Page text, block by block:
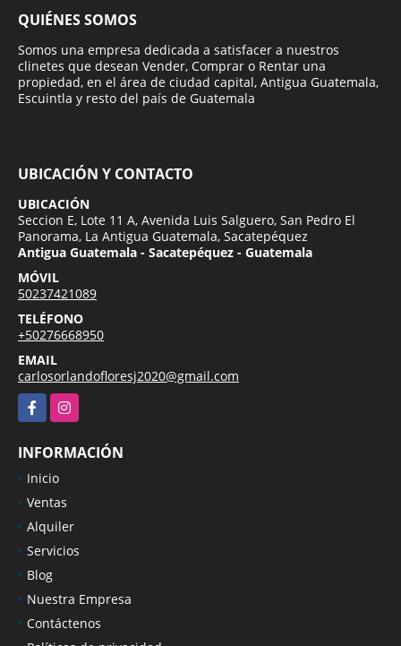
QUIÉNES SOMOS
Somos una empresa dedicada a satisfacer a nuestros
clinetes que desean Vender, Comprar o Rentar una
propiedad, en el área de ciudad capital, Antigua Guatemala,
Escuintla y resto del país de Guatemala
UBICACIÓN Y CONTACTO
UBICACIÓN
Seccion E, Lote 11 A, Avenida Luis Salguero, San Pedro El
Panorama, La Antigua Guatemala, Sacatepéquez
Antigua Guatemala - Sacatepéquez - Guatemala
MÓVIL
50237421089
TELÉFONO
+50276668950
EMAIL
carlosorlandofloresj2020@gmail.com
FacebookInstagram
INFORMACIÓN
Inicio
Ventas
Alquiler
Servicios
Blog
Nuestra Empresa
Contáctenos